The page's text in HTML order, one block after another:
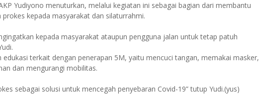
Yudiyono menuturkan, melalui kegiatan ini sebagai bagian dari membantu
kepada masyarakat dan silaturrahmi.
kepada masyarakat ataupun pengguna jalan untuk tetap patuh
edukasi terkait dengan penerapan 5M, yaitu mencuci tangan, memakai masker,
dan mengurangi mobilitas.
sebagai solusi untuk mencegah penyebaran Covid-19” tutup Yudi.(yus)